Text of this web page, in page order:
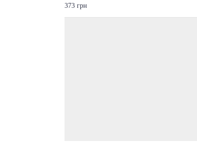
373 грн